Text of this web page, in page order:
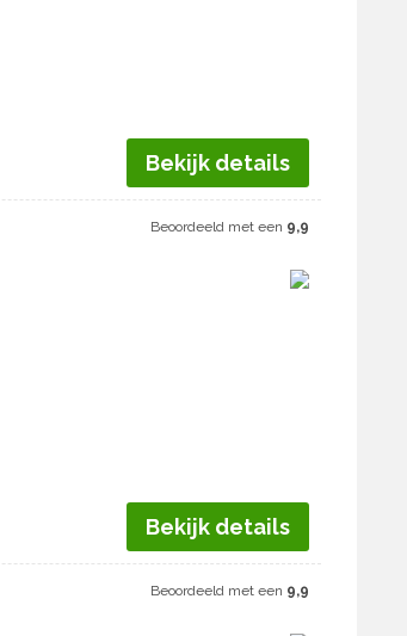
Bekijk details
Beoordeeld met een 9,9
Bekijk details
Beoordeeld met een 9,9